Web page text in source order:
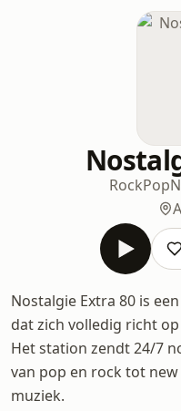
RockPop
Nostalgie Extra 80 is
dat zich volledig richt
Het station zendt 24/7
van pop en rock tot
muziek.